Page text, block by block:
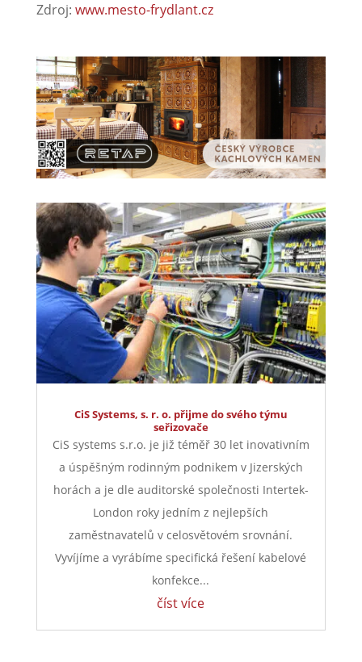
Zdroj: www.mesto-frydlant.cz
CiS Systems, s. r. o. přijme do svého týmu
seřizovače
CiS systems s.r.o. je již téměř 30 let inovativním
a úspěšným rodinným podnikem v Jizerských
horách a je dle auditorské společnosti Intertek-
London roky jedním z nejlepších
zaměstnavatelů v celosvětovém srovnání.
Vyvíjíme a vyrábíme specifická řešení kabelové
konfekce...
číst více